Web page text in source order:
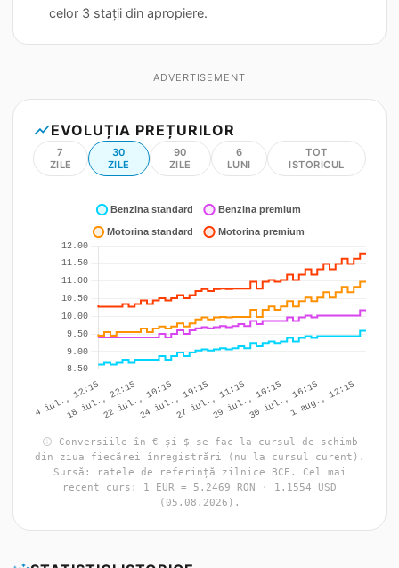
celor 3 stații din apropiere.
ADVERTISEMENT
show_chartEVOLUȚIA PREȚURILOR
7
ZILE
30
ZILE
90
ZILE
6
LUNI
TOT
ISTORICUL
info Conversiile în € și $ se fac la cursul de schimb
din ziua fiecărei înregistrări (nu la cursul curent).
Sursă: ratele de referință zilnice BCE. Cel mai
recent curs: 1 EUR = 5.2469 RON · 1.1554 USD
(05.08.2026).